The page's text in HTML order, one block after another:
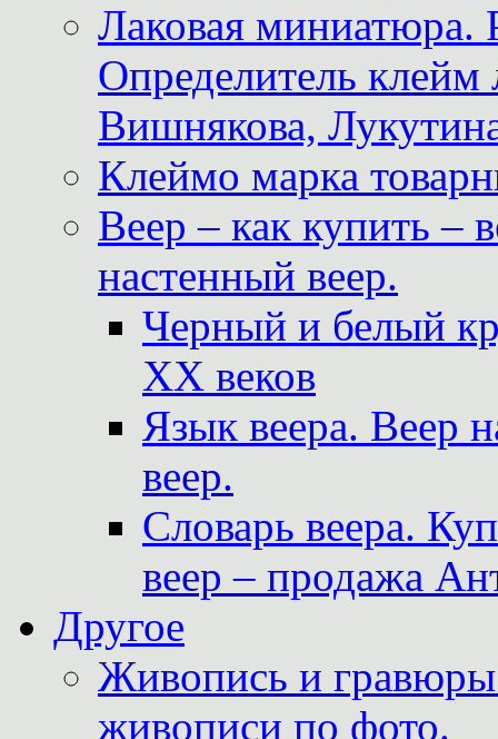
Лаковая миниатюра.
Определитель
Вишнякова,
Клеймо марка
Веер – как купить –
настенный веер.
Черный и белый
XX веков
Язык веера. Веер
веер.
Словарь веера.
веер – продажа
Другое
Живопись и
живописи по фото.